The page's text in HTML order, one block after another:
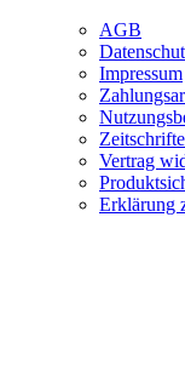
AGB
Impressum
Vertrag
Erklärung